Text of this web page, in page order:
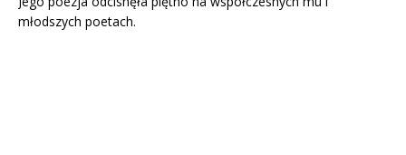
młodszych poetach.